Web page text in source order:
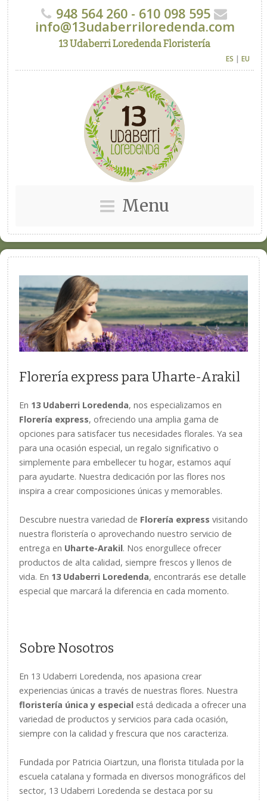
948 564 260 - 610 098 595
info@13udaberriloredenda.com
13 Udaberri Loredenda Floristería
ES | EU
Menu
Florería express para Uharte-Arakil
En 13 Udaberri Loredenda, nos especializamos en
Florería express, ofreciendo una amplia gama de
opciones para satisfacer tus necesidades florales. Ya sea
para una ocasión especial, un regalo significativo o
simplemente para embellecer tu hogar, estamos aquí
para ayudarte. Nuestra dedicación por las flores nos
inspira a crear composiciones únicas y memorables.
Descubre nuestra variedad de Florería express visitando
nuestra floristería o aprovechando nuestro servicio de
entrega en Uharte-Arakil. Nos enorgullece ofrecer
productos de alta calidad, siempre frescos y llenos de
vida. En 13 Udaberri Loredenda, encontrarás ese detalle
especial que marcará la diferencia en cada momento.
Sobre Nosotros
En 13 Udaberri Loredenda, nos apasiona crear
experiencias únicas a través de nuestras flores. Nuestra
floristería única y especial está dedicada a ofrecer una
variedad de productos y servicios para cada ocasión,
siempre con la calidad y frescura que nos caracteriza.
Fundada por Patricia Oiartzun, una florista titulada por la
escuela catalana y formada en diversos monográficos del
sector, 13 Udaberri Loredenda se destaca por su